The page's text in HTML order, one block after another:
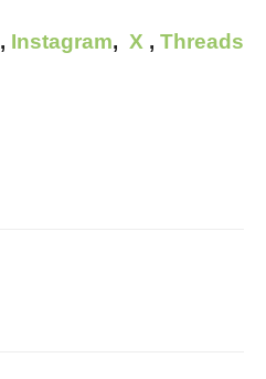
, Instagram, X , Threads